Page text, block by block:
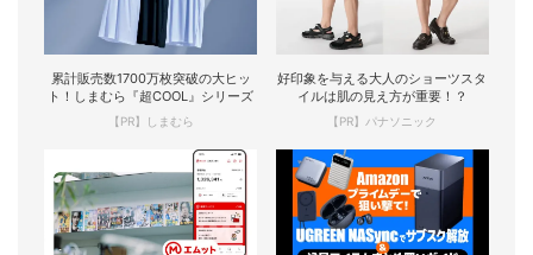
累計販売数1700万枚突破の大ヒッ
ト！しまむら『超COOL』シリーズ
【PR】しまむら
好印象を与える大人のショーツスタ
イルは肌の見え方が重要！？
【PR】パナソニック